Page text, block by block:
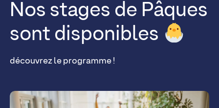
Nos stages de Pâques
sont disponibles
découvrez le programme !